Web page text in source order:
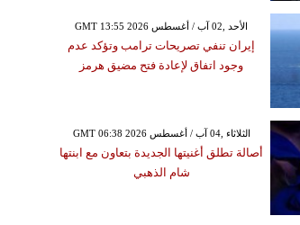
GMT 13:55 2026 الأحد ,02 آب / أغسطس
إيران تنفي تصريحات ترامب وتؤكد عدم
وجود اتفاق لإعادة فتح مضيق هرمز
GMT 06:38 2026 الثلاثاء ,04 آب / أغسطس
أصالة تطلق أغنيتها الجديدة بتعاون مع ابنتها
شام الذهبي